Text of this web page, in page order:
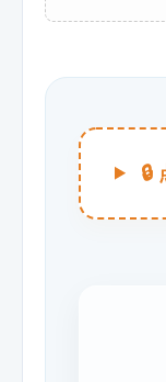
🔒